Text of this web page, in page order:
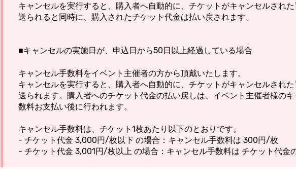
キャンセルを実行すると、購入者へ自動的に、チケットがキャンセルされ
送られると同時に、購入されたチケット代金は払い戻されます。
■キャンセルの実施日が、申込日から50日以上経過している場合
キャンセル手数料をイベント主催者の方から頂戴いたします。
キャンセルを実行すると、購入者へ自動的に、チケットがキャンセルされ
送られます。購入者へのチケット代金の払い戻しは、イベント主催者様の
数料お支払い後に行われます。
キャンセル手数料は、チケット1枚あたり以下のとおりです。
- チケット代金 3,000円/枚以下 の場合：キャンセル手数料は 300円/枚
- チケット代金 3,001円/枚以上 の場合：キャンセル手数料は チケット代金